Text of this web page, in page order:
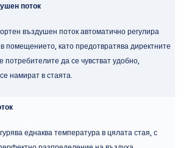
поток
въздушен поток автоматично регулира
помещението, като предотвратява директните
потребителите да се чувстват удобно,
намират в стаята.
еднаква температура в цялата стая, с